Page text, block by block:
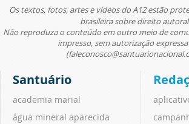
Os textos, fotos, artes e vídeos do A12 estão
brasileira sobre direito
Não reproduza o conteúdo em outro meio de
impresso, sem autorização
Santuário
academia marial
água mineral aparecida